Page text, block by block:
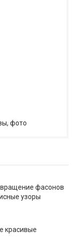
фото
фасонов
узоры
красивые